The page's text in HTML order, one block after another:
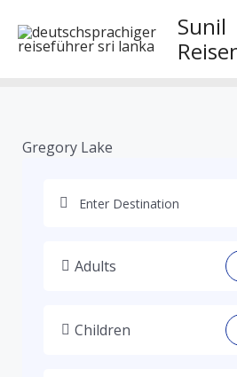
content
Sunil
Gregory Lake
Adults
Children